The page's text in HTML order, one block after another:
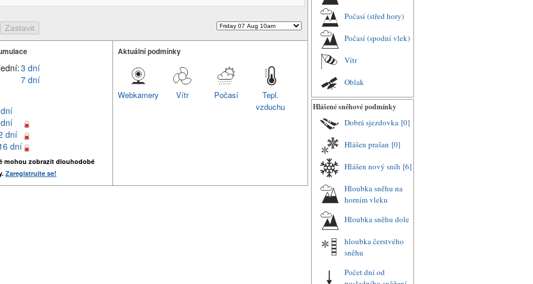
3 dní
7 dní
dní
dní
mohou zobrazit dlouhodobé
Zaregistrujte se!
Aktuální podmínky
Tepl.
vzduchu
Počasí
Vítr
Webkamery
Počasí (střed hory)
Počasí (spodní vlek)
Vítr
Oblak
Hlášené sněhové podmínky
Dobrá sjezdovka [0]
Hlášen prašan [0]
Hlášen nový sníh [6]
Hloubka sněhu na
horním vleku
Hloubka sněhu dole
hloubka čerstvého
sněhu
Počet dní od